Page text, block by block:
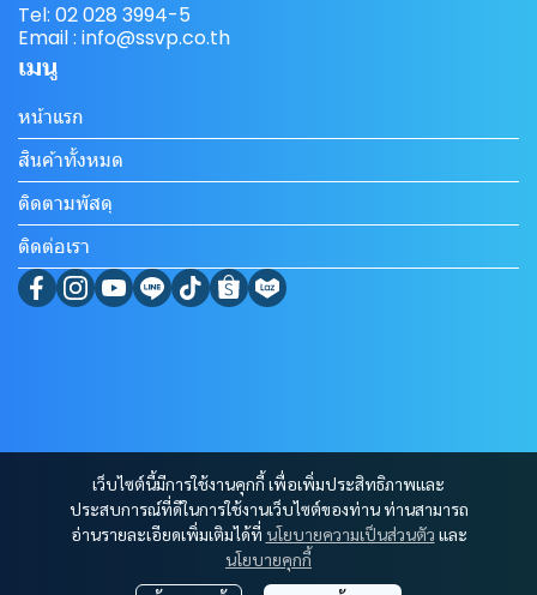
เว็บไซต์นี้มีการใช้งานคุกกี้ เพื่อเพิ่มประสิทธิภาพและ
ประสบการณ์ที่ดีในการใช้งานเว็บไซต์ของท่าน ท่านสามารถ
อ่านรายละเอียดเพิ่มเติมได้ที่ นโยบายความเป็นส่วนตัว และ
นโยบายคุกกี้
Tel: 02 028 3994-5
Email : info@ssvp.co.th
เมนู
หน้าแรก
สินค้าทั้งหมด
ติดตามพัสดุ
ติดต่อเรา